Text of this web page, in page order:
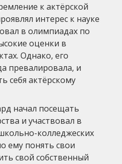
к актёрской
интерес к науке
в олимпиадах по
оценки в
Однако, его
превалировала, и
себя актёрскому
начал посещать
и участвовал в
колледжеских
ему понять свои
свой собственный